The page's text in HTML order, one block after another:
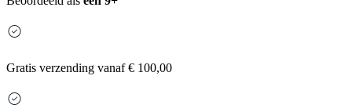
Gratis verzending vanaf € 100,00